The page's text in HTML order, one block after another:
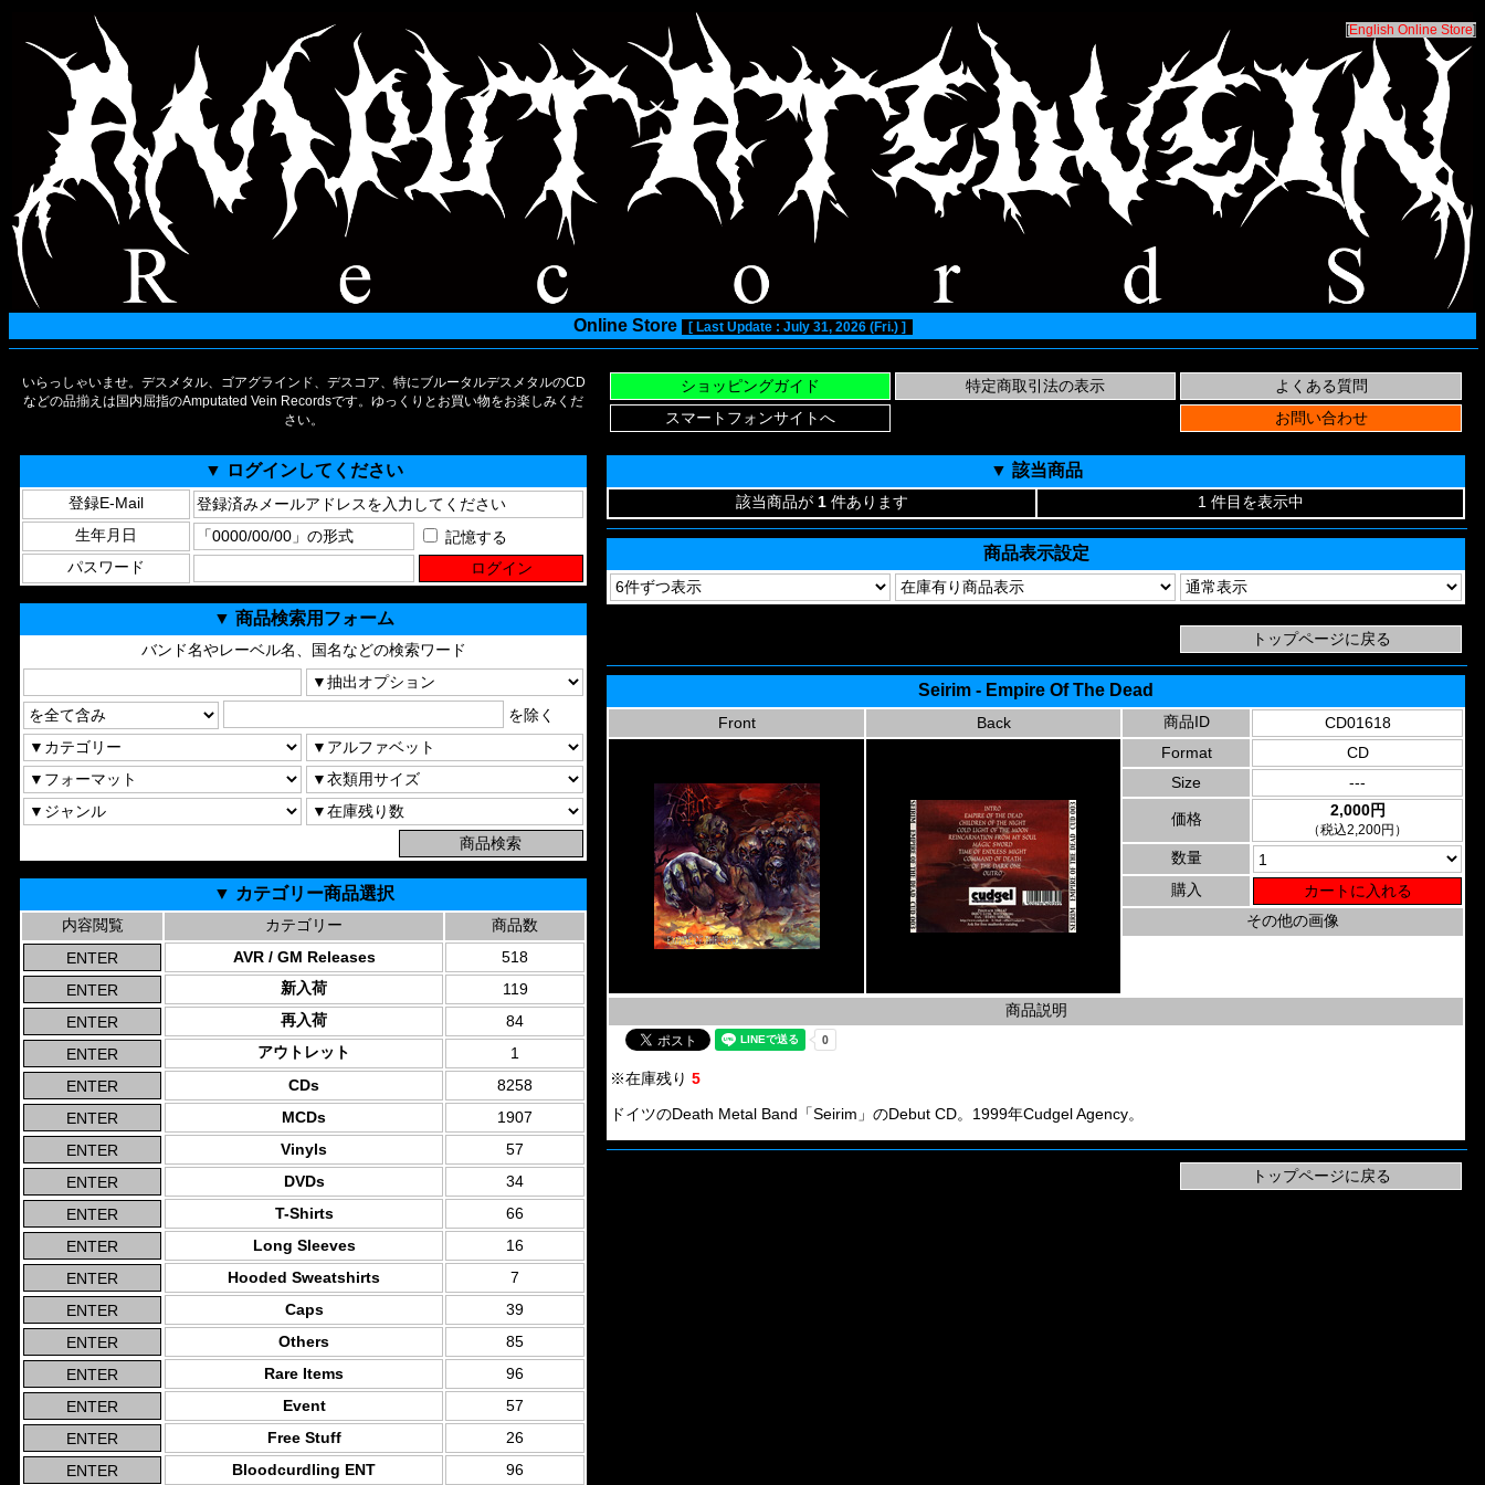
[English Online Store]
Online Store [ Last Update : July 31, 2026 (Fri.) ]
いらっしゃいませ。デスメタル、ゴアグラインド、デスコア、特にブルータルデスメタルのCD
などの品揃えは国内屈指のAmputated Vein Recordsです。ゆっくりとお買い物をお楽しみくだ
さい。
▼ ログインしてください
登録E-Mail
生年月日
記憶する
パスワード
▼ 商品検索用フォーム
バンド名やレーベル名、国名などの検索ワード
を除く
▼ カテゴリー商品選択
内容閲覧 カテゴリー
商品数
AVR / GM Releases
518
新入荷
119
再入荷
84
アウトレット
1
CDs
8258
MCDs
1907
Vinyls
57
DVDs
34
T-Shirts
66
Long Sleeves
16
Hooded Sweatshirts
7
Caps
39
Others
85
Rare Items
96
Event
57
Free Stuff
26
Bloodcurdling ENT
96
▼ 該当商品
該当商品が 1 件あります 1 件目を表示中
商品表示設定
Seirim - Empire Of The Dead
Front Back 商品ID
CD01618
Format
CD
Size
---
価格 2,000円
（税込2,200円）
数量
購入
その他の画像
商品説明
※在庫残り 5
ドイツのDeath Metal Band「Seirim」のDebut CD。1999年Cudgel Agency。